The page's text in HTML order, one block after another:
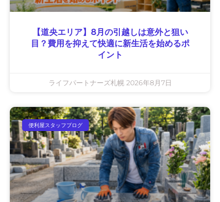
【道央エリア】8月の引越しは意外と狙い
目？費用を抑えて快適に新生活を始めるポ
イント
ライフパートナーズ札幌 2026年8月7日
便利屋スタッフブログ